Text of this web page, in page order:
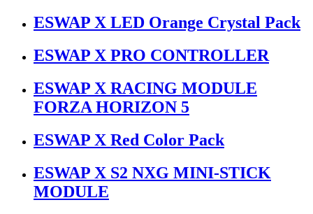
ESWAP X LED Orange Crystal Pack
ESWAP X PRO CONTROLLER
ESWAP X RACING MODULE
FORZA HORIZON 5
ESWAP X Red Color Pack
ESWAP X S2 NXG MINI-STICK
MODULE